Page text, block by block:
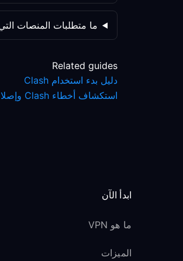
ما متطلبات المنصات
Related guides
دليل بدء استخدام Clash
استكشاف أخطاء Clash وإصلاحها
ابدأ الآن
ما هو VPN
الميزات